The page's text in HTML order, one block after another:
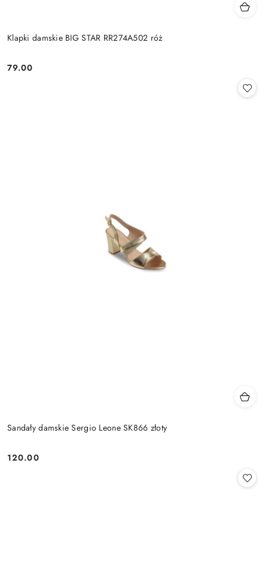
Klapki damskie BIG STAR RR274A502 róż
Cena:
79.00
Sandały damskie Sergio Leone SK866 złoty
Cena:
120.00